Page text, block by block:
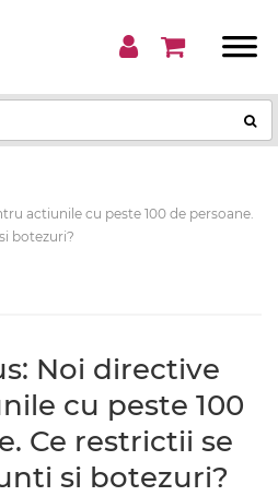
actiunile cu peste 100 de persoane.
botezuri?
Noi directive
cu peste 100
Ce restrictii se
si botezuri?